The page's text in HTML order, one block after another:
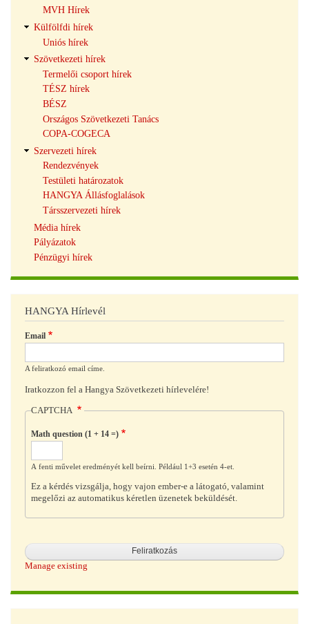
MVH Hírek
Külfölfdi hírek
Uniós hírek
Szövetkezeti hírek
Termelői csoport hírek
TÉSZ hírek
BÉSZ
Országos Szövetkezeti Tanács
COPA-COGECA
Szervezeti hírek
Rendezvények
Testületi határozatok
HANGYA Állásfoglalások
Társszervezeti hírek
Média hírek
Pályázatok
Pénzügyi hírek
HANGYA Hírlevél
Email
A feliratkozó email címe.
Iratkozzon fel a Hangya Szövetkezeti hírlevelére!
CAPTCHA
Math question (1 + 14 =)
A fenti művelet eredményét kell beírni. Például 1+3 esetén 4-et.
Ez a kérdés vizsgálja, hogy vajon ember-e a látogató, valamint
megelőzi az automatikus kéretlen üzenetek beküldését.
Manage existing